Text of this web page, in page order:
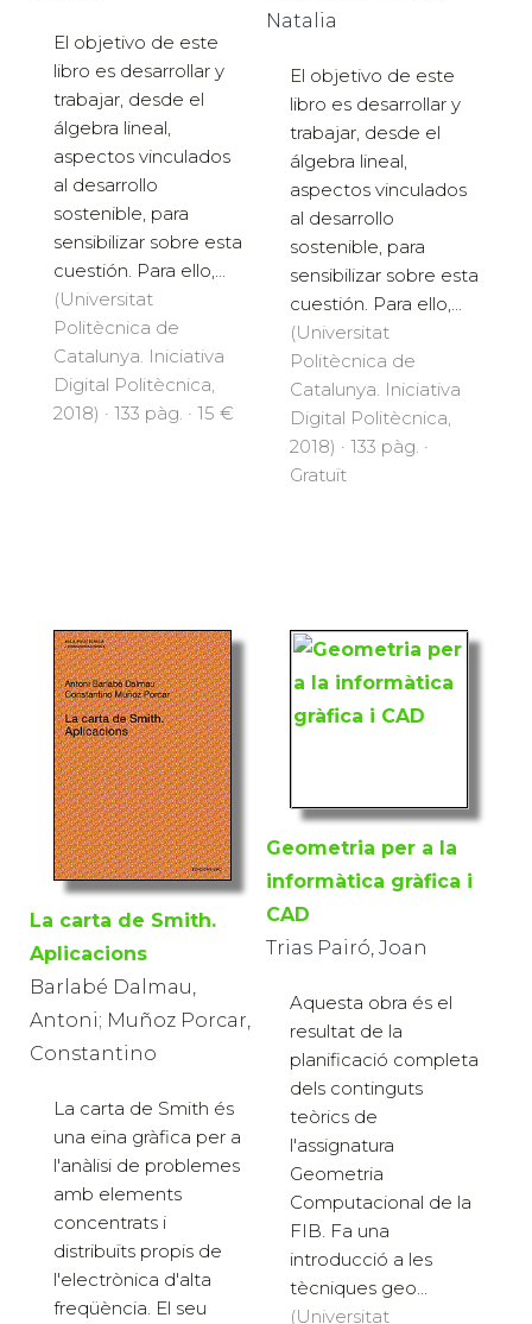
El objetivo de este
libro es desarrollar y
trabajar, desde el
álgebra lineal,
aspectos vinculados
al desarrollo
sostenible, para
sensibilizar sobre esta
cuestión. Para ello,...
(Universitat
Politècnica de
Catalunya. Iniciativa
Digital Politècnica,
2018) · 133 pàg. · 15 €
Natalia
El objetivo de este
libro es desarrollar y
trabajar, desde el
álgebra lineal,
aspectos vinculados
al desarrollo
sostenible, para
sensibilizar sobre esta
cuestión. Para ello,...
(Universitat
Politècnica de
Catalunya. Iniciativa
Digital Politècnica,
2018) · 133 pàg. ·
Gratuït
La carta de Smith.
Aplicacions
Barlabé Dalmau,
Antoni; Muñoz Porcar,
Constantino
La carta de Smith és
una eina gràfica per a
l'anàlisi de problemes
amb elements
concentrats i
distribuïts propis de
l'electrònica d'alta
freqüència. El seu
Geometria per a la
informàtica gràfica i
CAD
Trias Pairó, Joan
Aquesta obra és el
resultat de la
planificació completa
dels continguts
teòrics de
l'assignatura
Geometria
Computacional de la
FIB. Fa una
introducció a les
tècniques geo...
(Universitat